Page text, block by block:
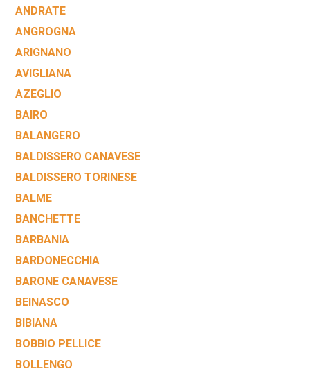
ANDRATE
ANGROGNA
ARIGNANO
AVIGLIANA
AZEGLIO
BAIRO
BALANGERO
BALDISSERO CANAVESE
BALDISSERO TORINESE
BALME
BANCHETTE
BARBANIA
BARDONECCHIA
BARONE CANAVESE
BEINASCO
BIBIANA
BOBBIO PELLICE
BOLLENGO